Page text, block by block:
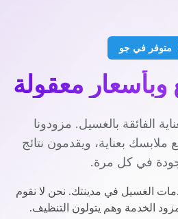
متوفر في جو
معقولة
الفائقة بالغسيل. مزودونا
ملابسك بعناية، ويقدمون نتائج
في كل مرة.
الغسيل في مدينتك. نحن لا نقوم
الخدمة وهم يتولون التنظيف.